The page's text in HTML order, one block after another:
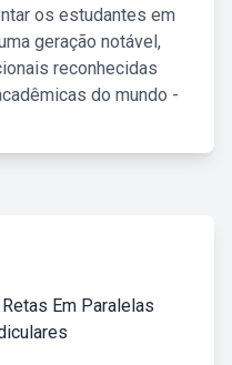
os estudantes em
geração notável,
reconhecidas
do mundo -
Em Paralelas